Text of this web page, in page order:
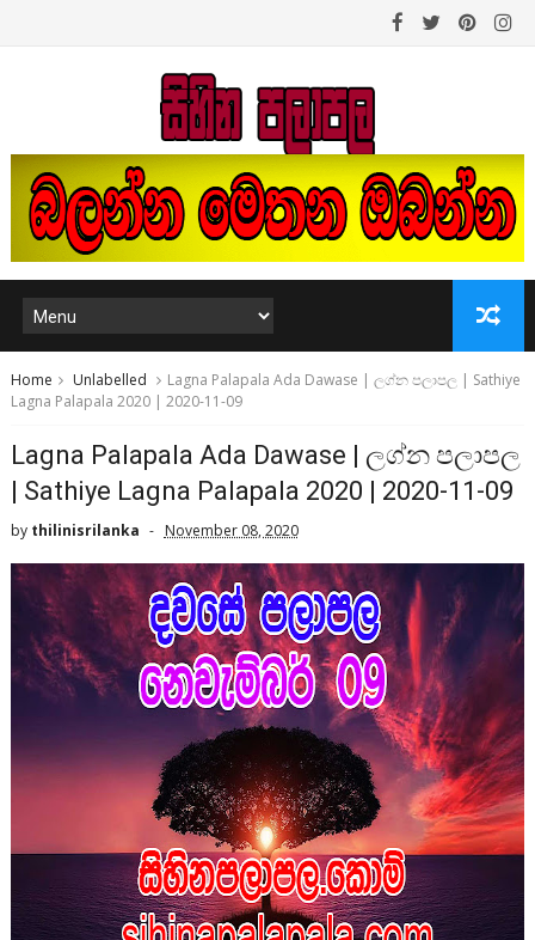
Home Unlabelled
Lagna Palapala Ada Dawase | ලග්න පලාපල | Sathiye
Lagna Palapala 2020 | 2020-11-09
Lagna Palapala Ada Dawase | ලග්න පලාපල
| Sathiye Lagna Palapala 2020 | 2020-11-09
by thilinisrilanka November 08, 2020